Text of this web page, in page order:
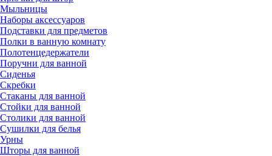
Мыльницы
Наборы аксессуаров
Подставки для предметов
Полки в ванную комнату
Полотенцедержатели
Поручни для ванной
Сиденья
Скребки
Стаканы для ванной
Стойки для ванной
Столики для ванной
Сушилки для белья
Урны
Шторы для ванной